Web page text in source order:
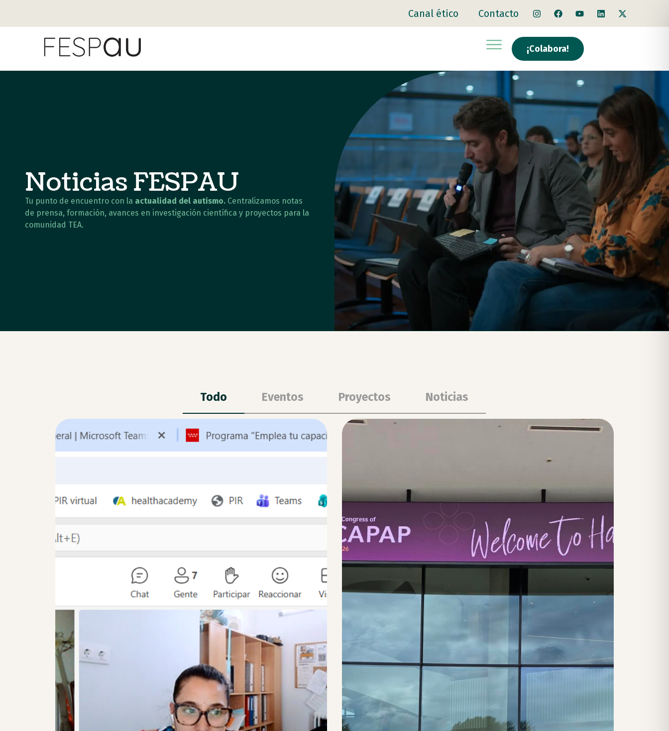
Canal ético Contacto
¡Colabora!
Noticias FESPAU
Tu punto de encuentro con la actualidad del autismo. Centralizamos notas
de prensa, formación, avances en investigación científica y proyectos para la
comunidad TEA.
Todo Eventos Proyectos Noticias